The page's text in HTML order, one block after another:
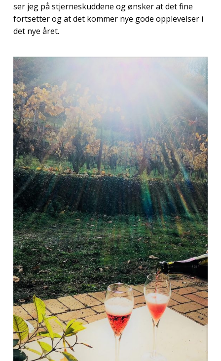
ser jeg på stjerneskuddene og ønsker at det fine
fortsetter og at det kommer nye gode opplevelser i
det nye året.